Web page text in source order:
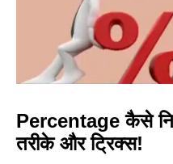
Percentage कैसे
तरीके और ट्रिक्स!